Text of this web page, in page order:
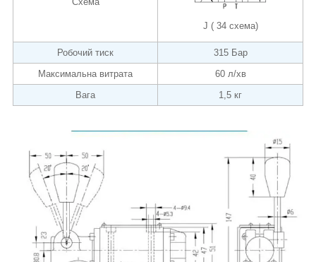
J ( 34 схема)
Робочий тиск
315 Бар
Максимальна витрата
60 л/хв
Вага
1,5 кг